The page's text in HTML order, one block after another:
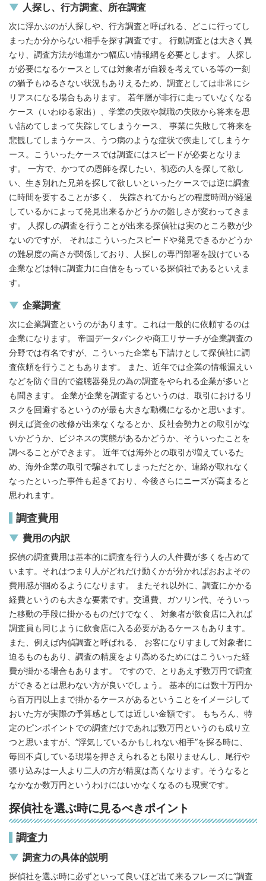
人探し、行方調査、所在調査
次に浮かぶのが人探しや、行方調査と呼ばれる、どこに行ってし
まったか分からない相手を探す調査です。 行動調査とは大きく異
なり、調査方法が地道かつ幅広い情報網を必要とします。 人探し
が必要になるケースとしては対象者が自殺を考えている等の一刻
の猶予もゆるさない状況もありえるため、調査としては非常にシ
リアスになる場合もあります。 若年層が非行に走っていなくなる
ケース（いわゆる家出）、学業の失敗や就職の失敗から将来を思
い詰めてしまって失踪してしまうケース、 事業に失敗して将来を
悲観してしまうケース、うつ病のような症状で疾走してしまうケ
ース。こういったケースでは調査にはスピードが必要となりま
す。 一方で、かつての恩師を探したい、初恋の人を探して欲し
い、生き別れた兄弟を探して欲しいといったケースでは逆に調査
に時間を要することが多く、 失踪されてからどの程度時間が経過
しているかによって発見出来るかどうかの難しさが変わってきま
す。 人探しの調査を行うことが出来る探偵社は実のところ数が少
ないのですが、 それはこういったスピードや発見できるかどうか
の難易度の高さが関係しており、人探しの専門部署を設けている
企業などは特に調査力に自信をもっている探偵社であるといえま
す。
企業調査
次に企業調査というのがあります。これは一般的に依頼するのは
企業になります。 帝国データバンクや商工リサーチが企業調査の
分野では有名ですが、こういった企業も下請けとして探偵社に調
査依頼を行うこともあります。 また、近年では企業の情報漏えい
などを防ぐ目的で盗聴器発見の為の調査をやられる企業が多いと
も聞きます。 企業が企業を調査するというのは、取引におけるリ
スクを回避するというのが最も大きな動機になるかと思います。
例えば資金の改修が出来なくなるとか、反社会勢力との取引がな
いかどうか、ビジネスの実態があるかどうか、そういったことを
調べることができます。 近年では海外との取引が増えているた
め、海外企業の取引で騙されてしまっただとか、連絡が取れなく
なったといった事件も起きており、今後さらにニーズが高まると
思われます。
調査費用
費用の内訳
探偵の調査費用は基本的に調査を行う人の人件費が多くを占めて
います。それはつまり人がどれだけ動くかが分かればおおよその
費用感が掴めるようになります。 またそれ以外に、調査にかかる
経費というのも大きな要素です。交通費、ガソリン代、そういっ
た移動の手段に掛かるものだけでなく、 対象者が飲食店に入れば
調査員も同じように飲食店に入る必要があるケースもあります。
また、例えば内偵調査と呼ばれる、 お客になりすまして対象者に
迫るものもあり、調査の精度をより高めるためにはこういった経
費が掛かる場合もあります。 ですので、とりあえず数万円で調査
ができるとは思わない方が良いでしょう。 基本的には数十万円か
ら百万円以上まで掛かるケースがあるということをイメージして
おいた方が実際の予算感としては近しい金額です。 もちろん、特
定のピンポイントでの調査だけであれば数万円というのも成り立
つと思いますが、”浮気しているかもしれない相手”を探る時に、
毎回不貞している現場を押さえられるとも限りませんし、尾行や
張り込みは一人より二人の方が精度は高くなります。そうなると
なかなか数万円というわけにはいかなくなるのも現実です。
探偵社を選ぶ時に見るべきポイント
調査力
調査力の具体的説明
探偵社を選ぶ時に必ずといって良いほど出て来るフレーズに”調査